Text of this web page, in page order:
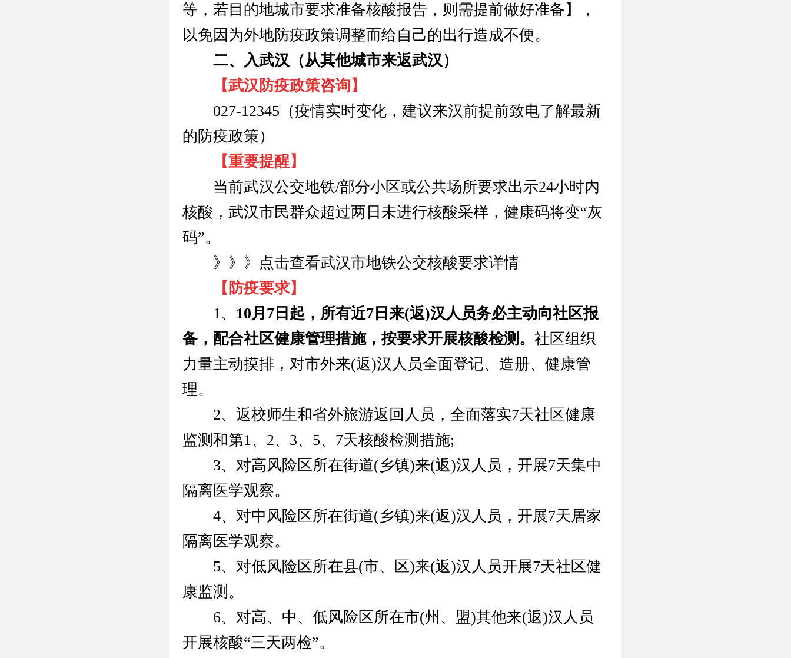
等，若目的地城市要求准备核酸报告，则需提前做好准备】，
以免因为外地防疫政策调整而给自己的出行造成不便。
二、
入武汉（从其他城市来返武汉）
【武汉防疫政策咨询】
027-12345（疫情实时变化，建议来汉前提前致电了解最新
的防疫政策）
【重要提醒】
当前武汉公交地铁/部分小区或公共场所要求出示24小时内
核酸，武汉市民群众超过两日未进行核酸采样，健康码将变“灰
码”。
》》》点击查看武汉市地铁公交核酸要求详情
【防疫要求】
1、 10月7日起，所有近7日来(返)汉人员务必主动向社区报
备，配合社区健康管理措施，按要求开展核酸检测。 社区组织
力量主动摸排，对市外来(返)汉人员全面登记、造册、健康管
理。
2、返校师生和省外旅游返回人员，全面落实7天社区健康
监测和第1、2、3、5、7天核酸检测措施;
3、对高风险区所在街道(乡镇)来(返)汉人员，开展7天集中
隔离医学观察。
4、对中风险区所在街道(乡镇)来(返)汉人员，开展7天居家
隔离医学观察。
5、对低风险区所在县(市、区)来(返)汉人员开展7天社区健
康监测。
6、对高、中、低风险区所在市(州、盟)其他来(返)汉人员
开展核酸“三天两检”。